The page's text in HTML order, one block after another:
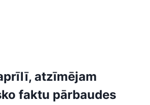
atzīmējam
faktu pārbaudes